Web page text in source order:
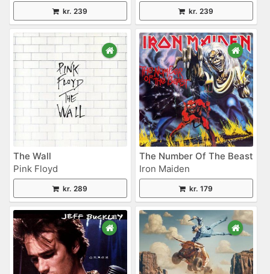
kr. 239 kr. 239
The Wall
Pink Floyd
kr. 289
The Number Of The Beast
Iron Maiden
kr. 179